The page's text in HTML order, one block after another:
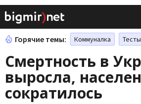
Горячие темы: Коммуналка
Смертность в
выросла,
сократилось